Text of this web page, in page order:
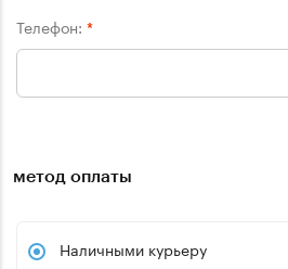
Телефон: *
метод оплаты
Наличными курьеру